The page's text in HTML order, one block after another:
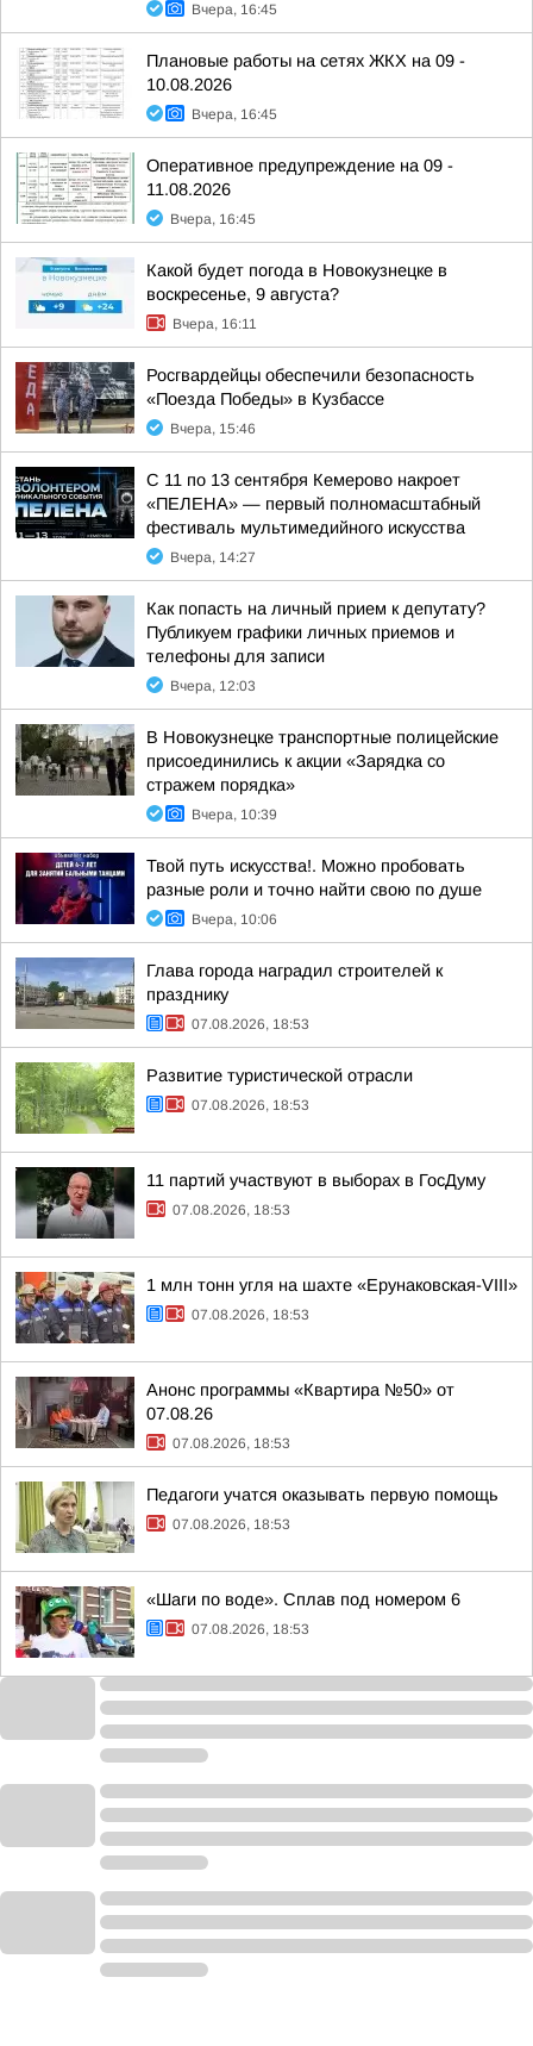
Вчера, 16:45
Плановые работы на сетях ЖКХ на 09 -
10.08.2026
Вчера, 16:45
Оперативное предупреждение на 09 -
11.08.2026
Вчера, 16:45
Какой будет погода в Новокузнецке в
воскресенье, 9 августа?
Вчера, 16:11
Росгвардейцы обеспечили безопасность
«Поезда Победы» в Кузбассе
Вчера, 15:46
С 11 по 13 сентября Кемерово накроет
«ПЕЛЕНА» — первый полномасштабный
фестиваль мультимедийного искусства
Вчера, 14:27
Как попасть на личный прием к депутату?
Публикуем графики личных приемов и
телефоны для записи
Вчера, 12:03
В Новокузнецке транспортные полицейские
присоединились к акции «Зарядка со
стражем порядка»
Вчера, 10:39
Твой путь искусства!. Можно пробовать
разные роли и точно найти свою по душе
Вчера, 10:06
Глава города наградил строителей к
празднику
07.08.2026, 18:53
Развитие туристической отрасли
07.08.2026, 18:53
11 партий участвуют в выборах в ГосДуму
07.08.2026, 18:53
1 млн тонн угля на шахте «Ерунаковская-VIII»
07.08.2026, 18:53
Анонс программы «Квартира №50» от
07.08.26
07.08.2026, 18:53
Педагоги учатся оказывать первую помощь
07.08.2026, 18:53
«Шаги по воде». Сплав под номером 6
07.08.2026, 18:53